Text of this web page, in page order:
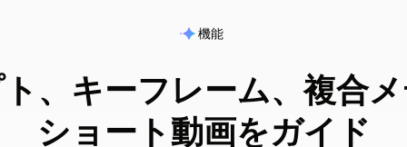
機能
、キーフレーム、複合
ショート動画をガイド